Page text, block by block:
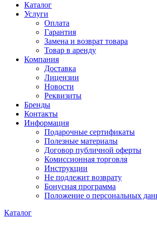
Каталог
Услуги
Оплата
Гарантия
Замена и возврат товара
Товар в аренду
Компания
Доставка
Лицензии
Новости
Реквизиты
Бренды
Контакты
Информация
Подарочные сертификаты
Полезные материалы
Договор публичной оферты
Комиссионная торговля
Инструкции
Не подлежит возврату
Бонусная программа
Положение о персональных
Каталог